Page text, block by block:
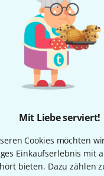
Mit Liebe serviert!
Cookies möchten
Einkaufserlebnis mit
bieten. Dazu zählen